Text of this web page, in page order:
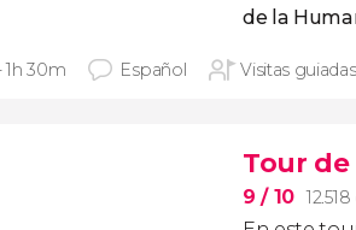
de la
1h 30m Español Visitas
Tour
9/ 10